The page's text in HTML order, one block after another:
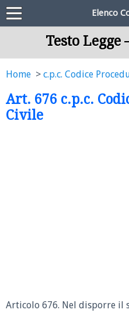
Elenco
Testo
Home c.p.c. Codice
Art. 676 c.p.c.
Civile
Articolo 676. Nel disporre il